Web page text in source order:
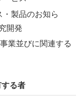
・製品のお知ら
開発
業並びに関連する
る者